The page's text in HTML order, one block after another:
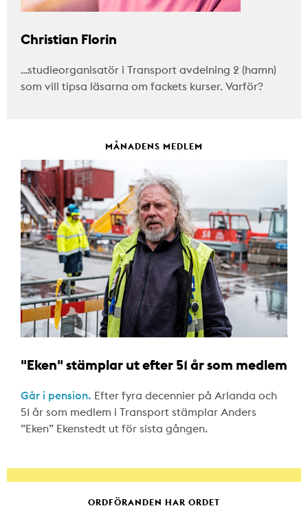
Christian Florin
…studieorganisatör i Transport avdelning 2 (hamn)
som vill tipsa läsarna om fackets kurser. Varför?
MÅNADENS MEDLEM
"Eken" stämplar ut efter 51 år som medlem
Går i pension. Efter fyra decennier på Arlanda och
51 år som medlem i Transport stämplar Anders
”Eken” Ekenstedt ut för sista gången.
ORDFÖRANDEN HAR ORDET